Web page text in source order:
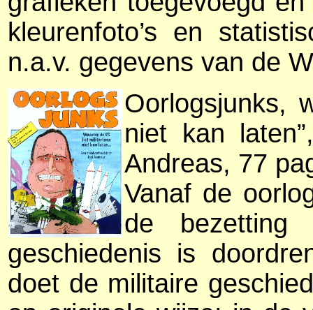
kleurenfoto’s en
n.a.v. gegevens van de
Oorlogsjunks,
niet kan
Andreas, 77
Vanaf de
de bezetting
geschiedenis is
doet de militaire